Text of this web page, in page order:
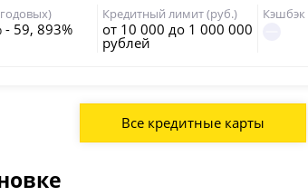
- 59, 893%
Кредитный лимит (руб.)
от 10 000 до 1 000 000
рублей
Кэшбэк
Все кредитные карты